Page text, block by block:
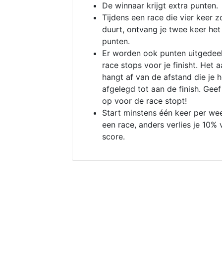
De winnaar krijgt extra punten.
Tijdens een race die vier keer
duurt, ontvang je twee keer
punten.
Er worden ook punten
race stops voor je finisht. Het
hangt af van de afstand die je
afgelegd tot aan de finish.
op voor de race stopt!
Start minstens één keer per
een race, anders verlies je 10%
score.